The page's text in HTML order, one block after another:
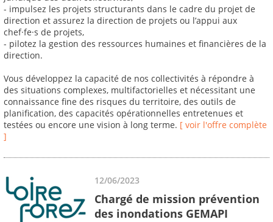
- impulsez les projets structurants dans le cadre du projet de
direction et assurez la direction de projets ou l’appui aux
chef·fe·s de projets,
- pilotez la gestion des ressources humaines et financières de la
direction.
Vous développez la capacité de nos collectivités à répondre à
des situations complexes, multifactorielles et nécessitant une
connaissance fine des risques du territoire, des outils de
planification, des capacités opérationnelles entretenues et
testées ou encore une vision à long terme. [ voir l'offre complète
]
12/06/2023
Chargé de mission prévention
des inondations GEMAPI